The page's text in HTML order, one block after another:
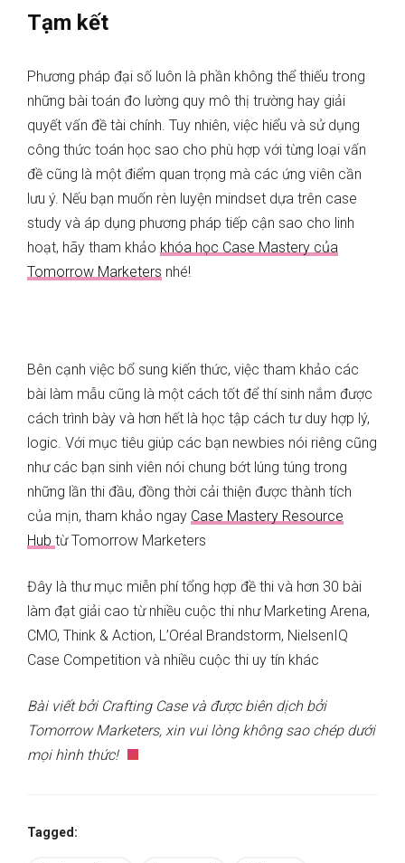
Tạm kết
Phương pháp đại số luôn là phần không thể thiếu trong
những bài toán đo lường quy mô thị trường hay giải
quyết vấn đề tài chính. Tuy nhiên, việc hiểu và sử dụng
công thức toán học sao cho phù hợp với từng loại vấn
đề cũng là một điểm quan trọng mà các ứng viên cần
lưu ý. Nếu bạn muốn rèn luyện mindset dựa trên case
study và áp dụng phương pháp tiếp cận sao cho linh
hoạt, hãy tham khảo khóa học Case Mastery của
Tomorrow Marketers nhé!
Bên cạnh việc bổ sung kiến thức, việc tham khảo các
bài làm mẫu cũng là một cách tốt để thí sinh nắm được
cách trình bày và hơn hết là học tập cách tư duy hợp lý,
logic. Với mục tiêu giúp các bạn newbies nói riêng cũng
như các bạn sinh viên nói chung bớt lúng túng trong
những lần thi đầu, đồng thời cải thiện được thành tích
của mịn, tham khảo ngay Case Mastery Resource
Hub từ Tomorrow Marketers
Đây là thư mục miễn phí tổng hợp đề thi và hơn 30 bài
làm đạt giải cao từ nhiều cuộc thi như Marketing Arena,
CMO, Think & Action, L’Oréal Brandstorm, NielsenIQ
Case Competition và nhiều cuộc thi uy tín khác
Bài viết bởi Crafting Case và được biên dịch bởi
Tomorrow Marketers, xin vui lòng không sao chép dưới
mọi hình thức!
Tagged: